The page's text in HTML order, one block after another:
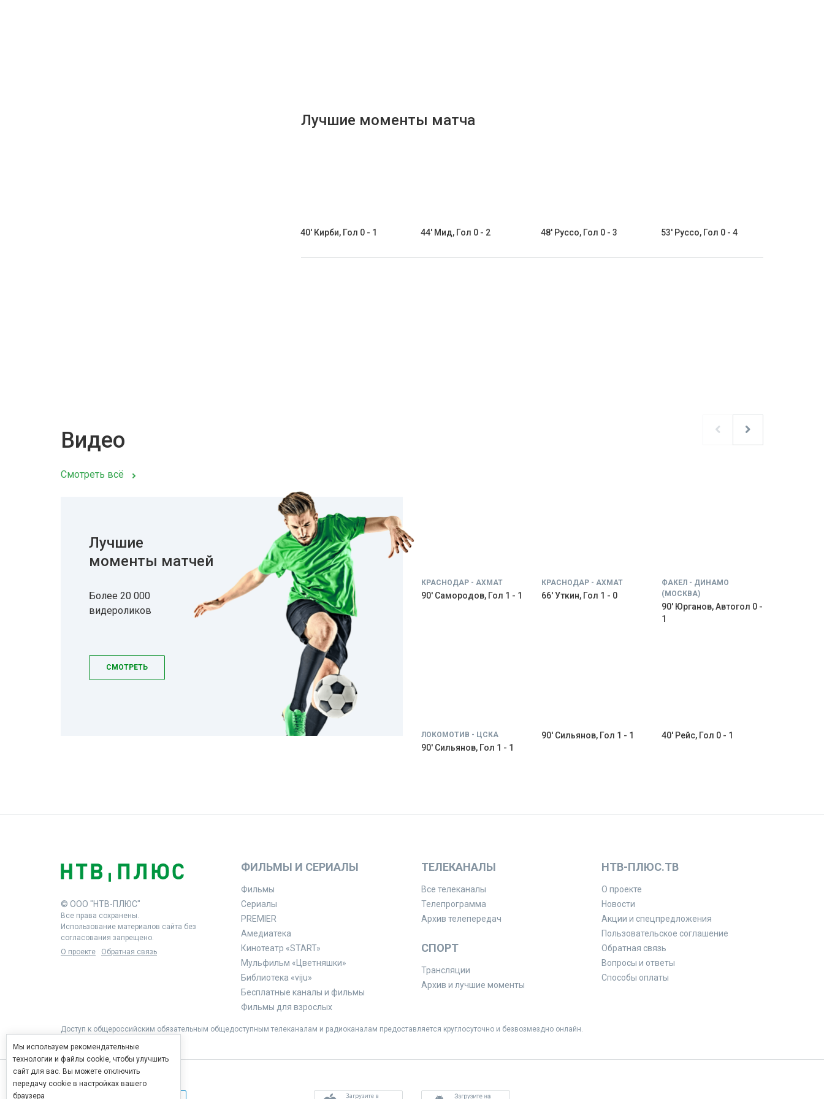
Лучшие моменты матча
40' Кирби, Гол 0 - 1 44' Мид, Гол 0 - 2 48' Руссо, Гол 0 - 3 53' Руссо, Гол 0 - 4
Видео
Смотреть всё
Лучшие
моменты матчей
Более 20 000
видероликов
СМОТРЕТЬ
КРАСНОДАР - АХМАТ
90' Самородов, Гол 1 - 1
КРАСНОДАР - АХМАТ
66' Уткин, Гол 1 - 0
ФАКЕЛ - ДИНАМО
(МОСКВА)
90' Юрганов, Автогол 0 -
1
ЛОКОМОТИВ - ЦСКА
90' Сильянов, Гол 1 - 1
90' Сильянов, Гол 1 - 1 40' Рейс, Гол 0 - 1
© ООО "НТВ-ПЛЮС"
Все права сохранены.
Использование материалов сайта без
согласования запрещено.
О проекте
Обратная связь
ФИЛЬМЫ И СЕРИАЛЫ
Фильмы
Сериалы
PREMIER
Амедиатека
Кинотеатр «START»
Мульфильм «Цветняшки»
Библиотека «viju»
Бесплатные каналы и фильмы
Фильмы для взрослых
ТЕЛЕКАНАЛЫ
Все телеканалы
Телепрограмма
Архив телепередач
СПОРТ
Трансляции
Архив и лучшие моменты
НТВ-ПЛЮС.ТВ
О проекте
Новости
Акции и спецпредложения
Пользовательское соглашение
Обратная связь
Вопросы и ответы
Способы оплаты
Доступ к общероссийским обязательным общедоступным телеканалам и радиоканалам предоставляется круглосуточно и безвозмездно онлайн.
Мы используем рекомендательные
технологии и файлы cookie, чтобы улучшить
сайт для вас. Вы можете отключить
передачу cookie в настройках вашего
браузера